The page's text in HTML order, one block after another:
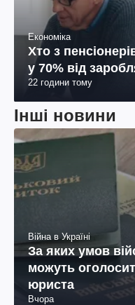
Економіка
Хто з
у 70% від
22 години тому
Інші новини
Війна в Україні
За яких умов
можуть
юриста
Вчора